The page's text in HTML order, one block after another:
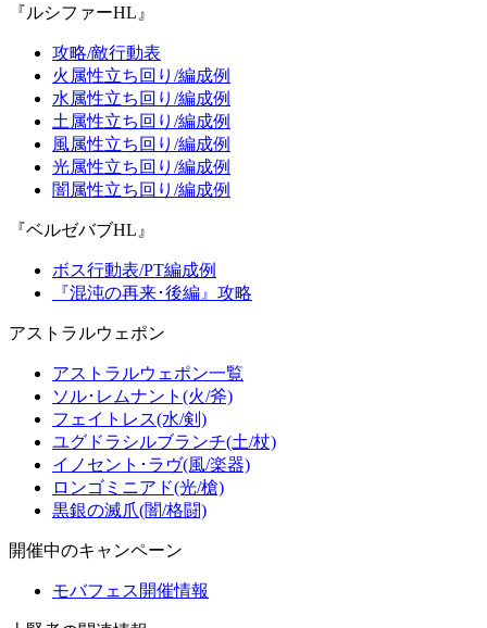
『ルシファーHL』
攻略/敵行動表
火属性立ち回り/編成例
水属性立ち回り/編成例
土属性立ち回り/編成例
風属性立ち回り/編成例
光属性立ち回り/編成例
闇属性立ち回り/編成例
『ベルゼバブHL』
ボス行動表/PT編成例
『混沌の再来･後編』攻略
アストラルウェポン
アストラルウェポン一覧
ソル･レムナント(火/斧)
フェイトレス(水/剣)
ユグドラシルブランチ(土/杖)
イノセント･ラヴ(風/楽器)
ロンゴミニアド(光/槍)
黒銀の滅爪(闇/格闘)
開催中のキャンペーン
モバフェス開催情報